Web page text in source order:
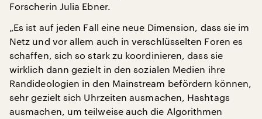
Forscherin Julia Ebner.
„Es ist auf jeden Fall eine neue Dimension, dass sie im
Netz und vor allem auch in verschlüsselten Foren es
schaffen, sich so stark zu koordinieren, dass sie
wirklich dann gezielt in den sozialen Medien ihre
Randideologien in den Mainstream befördern können,
sehr gezielt sich Uhrzeiten ausmachen, Hashtags
ausmachen, um teilweise auch die Algorithmen